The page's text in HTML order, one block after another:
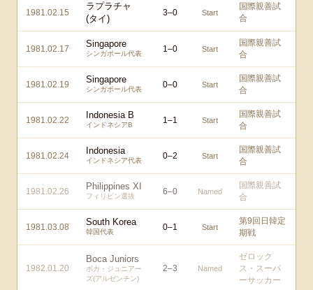
1981.02.15
ラプラチャ
(タイ)
3–0 Start
国際親善試
合
1981.02.17 Singapore
シンガポール代表 1–0 Start
国際親善試
合
1981.02.19 Singapore
シンガポール代表 0–0 Start
国際親善試
合
1981.02.22 Indonesia B
インドネシアB 1–1 Start
国際親善試
合
1981.02.24 Indonesia
インドネシア代表 0–2 Start
国際親善試
合
1981.02.26 Philippines XI
フィリピン選抜 6–0 Named
国際親善試
合
1981.03.08 South Korea
韓国代表 0–1 Start
第9回日韓定
期戦
1982.01.20
Boca Juniors
ボカ・ジュニアー
ズ(アルゼンチン)
2–3 Named
ゼロック
ス・スーパ
ーサッカー